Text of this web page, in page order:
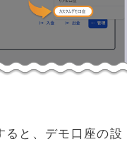
ると、デモ口座の設